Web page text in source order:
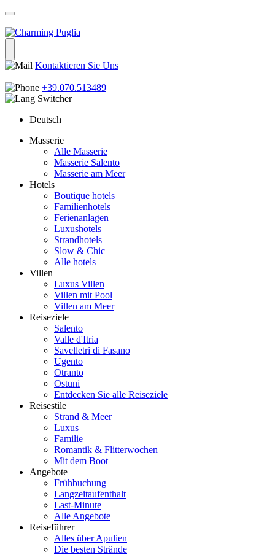
Kontaktieren Sie Uns
|
+39.070.513489
Deutsch
Masserie
Alle Masserie
Masserie Salento
Masserie am Meer
Hotels
Boutique hotels
Familienhotels
Ferienanlagen
Luxushotels
Strandhotels
Slow & Chic
Alle hotels
Villen
Luxus Villen
Villen mit Pool
Villen am Meer
Reiseziele
Salento
Valle d'Itria
Savelletri di Fasano
Ugento
Otranto
Ostuni
Entdecken Sie alle Reiseziele
Reisestile
Strand & Meer
Luxus
Familie
Romantik & Flitterwochen
Mit dem Boot
Angebote
Frühbuchung
Langzeitaufenthalt
Last-Minute
Alle Angebote
Reiseführer
Alles über Apulien
Die besten Strände